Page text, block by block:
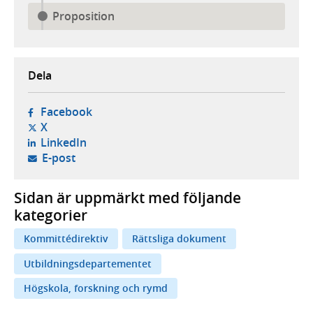
Proposition
Dela
Facebook- öppnas i ny flik, extern webbplats,
X- öppnas i ny flik, extern webbplats,
LinkedIn- öppnas i ny flik, extern webbplats,
E-post- öppnar din e-postklient,
Sidan är uppmärkt med följande
kategorier
Kommittédirektiv
Rättsliga dokument
Utbildningsdepartementet
Högskola, forskning och rymd